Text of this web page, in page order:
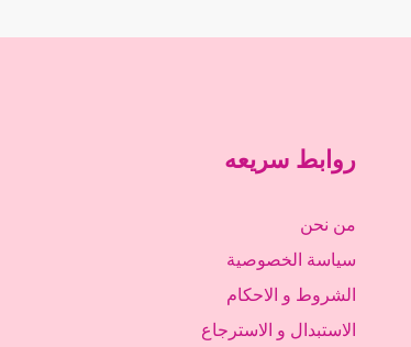
روابط سريعه
من نحن
سياسة الخصوصية
الشروط و الاحكام
الاستبدال و الاسترجاع